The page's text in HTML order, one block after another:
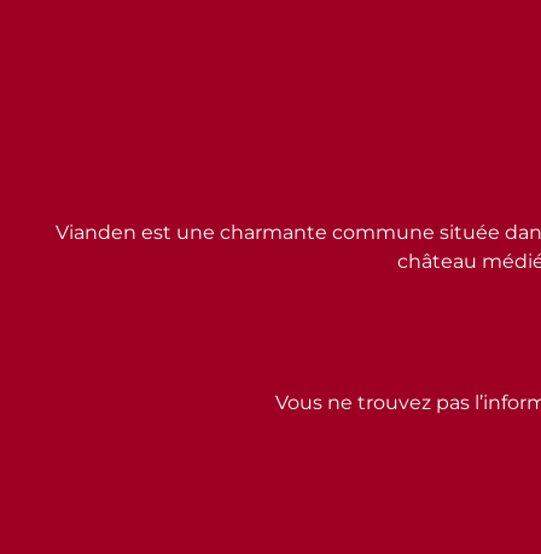
Vous ne trouvez pas
Vianden est une charmante commune située
château